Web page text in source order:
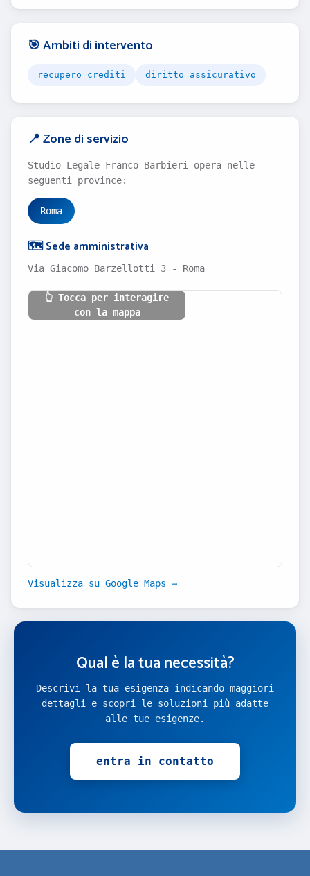
🎯 Ambiti di intervento
recupero crediti diritto assicurativo
📍 Zone di servizio
Studio Legale Franco Barbieri opera nelle
seguenti province:
Roma
🗺️ Sede amministrativa
Via Giacomo Barzellotti 3 - Roma
👆 Tocca per interagire
con la mappa
Visualizza su Google Maps →
Qual è la tua necessità?
Descrivi la tua esigenza indicando maggiori
dettagli e scopri le soluzioni più adatte
alle tue esigenze.
entra in contatto